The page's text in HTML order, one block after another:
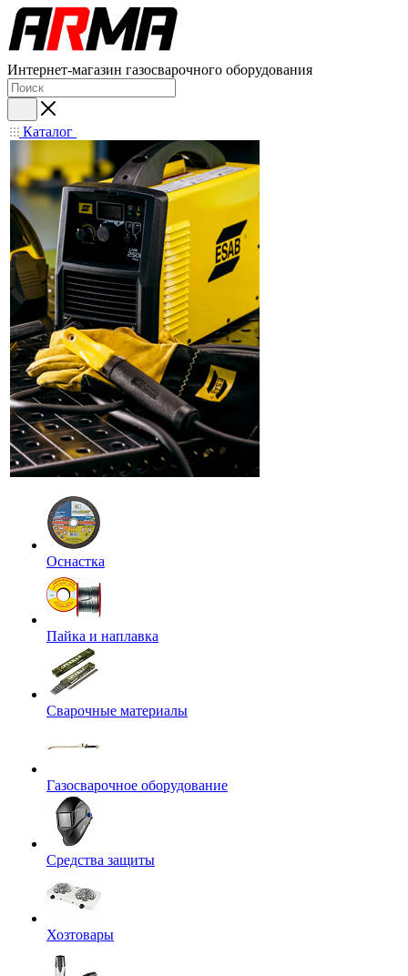
Интернет-магазин газосварочного оборудования
Каталог
Оснастка
Пайка и наплавка
Сварочные материалы
Газосварочное оборудование
Средства защиты
Хозтовары